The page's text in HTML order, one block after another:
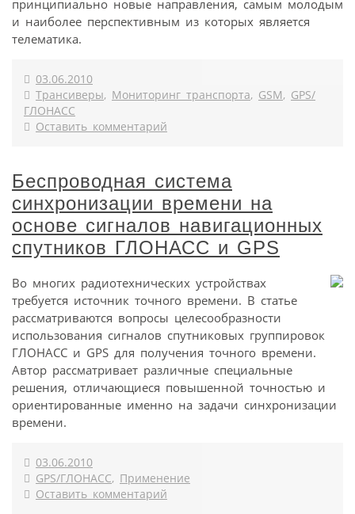
принципиально новые направления, самым молодым
и наиболее перспективным из которых является
телематика.
03.06.2010
Трансиверы, Мониторинг транспорта, GSM, GPS/
ГЛОНАСС
Оставить комментарий
Беспроводная система
синхронизации времени на
основе сигналов навигационных
спутников ГЛОНАСС и GPS
Во многих радиотехнических устройствах
требуется источник точного времени. В статье
рассматриваются вопросы целесообразности
использования сигналов спутниковых группировок
ГЛОНАСС и GPS для получения точного времени.
Автор рассматривает различные специальные
решения, отличающиеся повышенной точностью и
ориентированные именно на задачи синхронизации
времени.
03.06.2010
GPS/ГЛОНАСС, Применение
Оставить комментарий